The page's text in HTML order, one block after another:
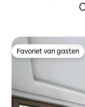
Favoriet van gasten
Favoriet van gasten